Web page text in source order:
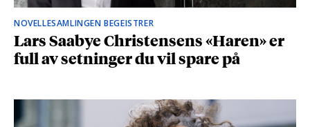
NOVELLESAMLINGEN BEGEISTRER
Lars Saabye Christensens «Haren» er
full av setninger du vil spare på